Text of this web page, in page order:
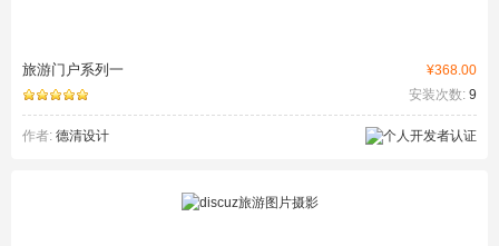
¥368.00
旅游门户系列一
安装次数: 9
作者: 德清设计